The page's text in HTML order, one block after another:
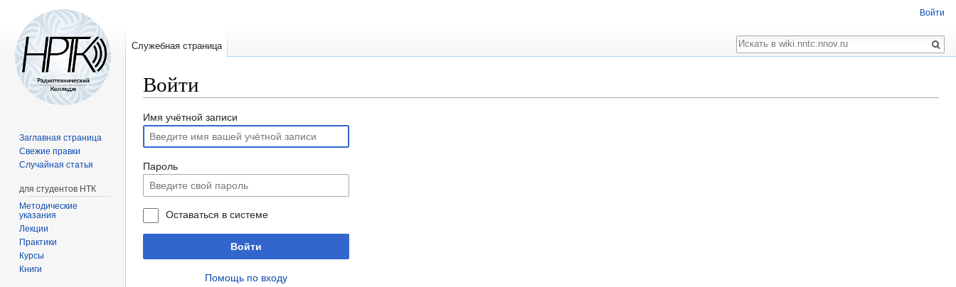
Войти
Перейти
навигации
Перейти
поиску
Имя учётной записи
Пароль
Оставаться в системе
Войти
Помощь по входу
Войти
Служебная страница
Поиск
Заглавная страница
Свежие правки
Случайная статья
для студентов НТК
Методические
указания
Лекции
Практики
Курсы
Книги